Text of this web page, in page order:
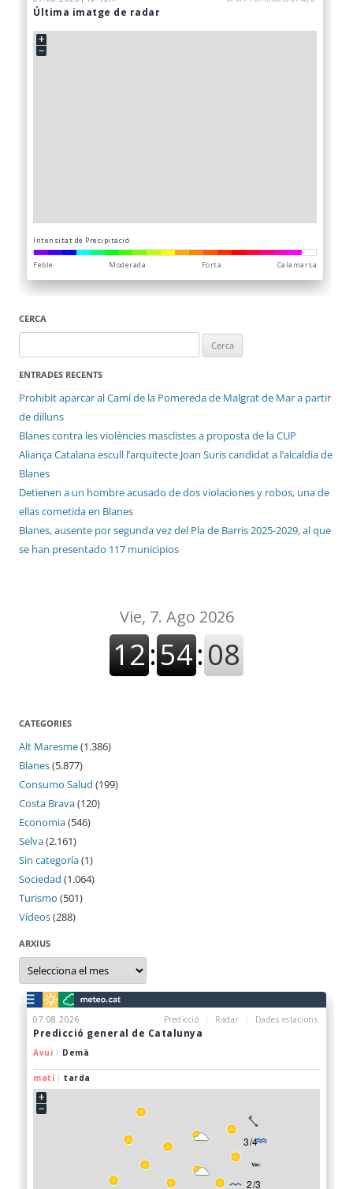
CERCA
ENTRADES RECENTS
Prohibit aparcar al Camí de la Pomereda de Malgrat de Mar a partir
de dilluns
Blanes contra les violències masclistes a proposta de la CUP
Aliança Catalana escull l’arquitecte Joan Suris candidat a l’alcaldia de
Blanes
Detienen a un hombre acusado de dos violaciones y robos, una de
ellas cometida en Blanes
Blanes, ausente por segunda vez del Pla de Barris 2025-2029, al que
se han presentado 117 municipios
CATEGORIES
Alt Maresme(1.386)
Blanes(5.877)
Consumo Salud (199)
Costa Brava(120)
Economia(546)
Selva(2.161)
Sin categoría(1)
Sociedad (1.064)
Turismo (501)
Vídeos(288)
ARXIUS
Arxius